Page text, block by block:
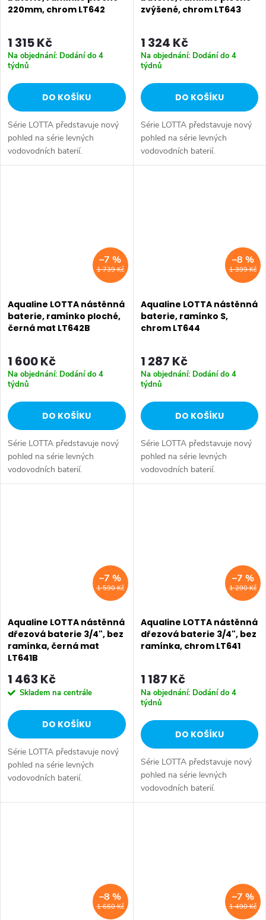
220mm, chrom LT642
1 315 Kč
Na objednání: Dodání do 4
týdnů
DO KOŠÍKU
Série LOTTA představuje nový
pohled na série levných
vodovodních baterií.
Umyvadlová stojánková baterie
zvýšené, chrom LT643
1 324 Kč
Na objednání: Dodání do 4
týdnů
DO KOŠÍKU
Série LOTTA představuje nový
pohled na série levných
vodovodních baterií.
Umyvadlová stojánková baterie
1 739 Kč
–7 %
Aqualine LOTTA nástěnná
baterie, ramínko ploché,
černá mat LT642B
1 600 Kč
Na objednání: Dodání do 4
týdnů
DO KOŠÍKU
Série LOTTA představuje nový
pohled na série levných
vodovodních baterií.
Umyvadlová stojánková baterie
1 399 Kč
–8 %
Aqualine LOTTA nástěnná
baterie, ramínko S,
chrom LT644
1 287 Kč
Na objednání: Dodání do 4
týdnů
DO KOŠÍKU
Série LOTTA představuje nový
pohled na série levných
vodovodních baterií.
Umyvadlová stojánková baterie
1 590 Kč
–7 %
Aqualine LOTTA nástěnná
dřezová baterie 3/4", bez
ramínka, černá mat
LT641B
1 463 Kč
Skladem na centrále
DO KOŠÍKU
Série LOTTA představuje nový
pohled na série levných
vodovodních baterií.
má dostatečnou výšku 85 mm
1 290 Kč
–7 %
Aqualine LOTTA nástěnná
dřezová baterie 3/4", bez
ramínka, chrom LT641
1 187 Kč
Na objednání: Dodání do 4
týdnů
DO KOŠÍKU
Série LOTTA představuje nový
pohled na série levných
vodovodních baterií.
Umyvadlová stojánková baterie
1 660 Kč
–8 %
1 490 Kč
–7 %